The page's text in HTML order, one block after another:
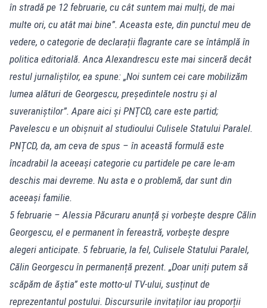
în stradă pe 12 februarie, cu cât suntem mai mulți, de mai
multe ori, cu atât mai bine”. Aceasta este, din punctul meu de
vedere, o categorie de declarații flagrante care se întâmplă în
politica editorială. Anca Alexandrescu este mai sinceră decât
restul jurnaliștilor, ea spune: „Noi suntem cei care mobilizăm
lumea alături de Georgescu, președintele nostru și al
suveraniștilor”. Apare aici și PNȚCD, care este partid;
Pavelescu e un obișnuit al studioului Culisele Statului Paralel.
PNȚCD, da, am ceva de spus – în această formulă este
încadrabil la aceeași categorie cu partidele pe care le-am
deschis mai devreme. Nu asta e o problemă, dar sunt din
aceeași familie.
5 februarie – Alessia Păcuraru anunță și vorbește despre Călin
Georgescu, el e permanent în fereastră, vorbește despre
alegeri anticipate. 5 februarie, la fel, Culisele Statului Paralel,
Călin Georgescu în permanență prezent. „Doar uniți putem să
scăpăm de ăștia” este motto-ul TV-ului, susținut de
reprezentantul postului. Discursurile invitaților iau proporții